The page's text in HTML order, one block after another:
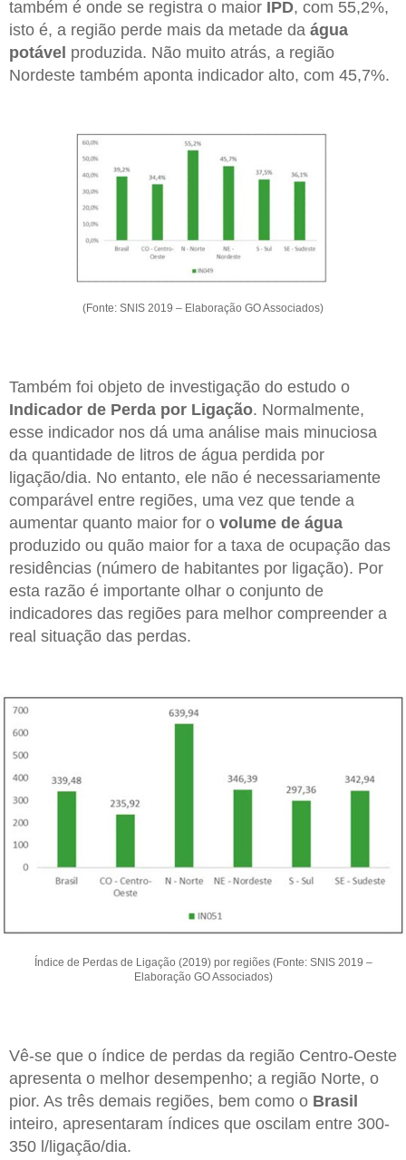
também é onde se registra o maior IPD, com 55,2%,
isto é, a região perde mais da metade da água
potável produzida. Não muito atrás, a região
Nordeste também aponta indicador alto, com 45,7%.
(Fonte: SNIS 2019 – Elaboração GO Associados)
Também foi objeto de investigação do estudo o
Indicador de Perda por Ligação. Normalmente,
esse indicador nos dá uma análise mais minuciosa
da quantidade de litros de água perdida por
ligação/dia. No entanto, ele não é necessariamente
comparável entre regiões, uma vez que tende a
aumentar quanto maior for o volume de água
produzido ou quão maior for a taxa de ocupação das
residências (número de habitantes por ligação). Por
esta razão é importante olhar o conjunto de
indicadores das regiões para melhor compreender a
real situação das perdas.
Índice de Perdas de Ligação (2019) por regiões (Fonte: SNIS 2019 –
Elaboração GO Associados)
Vê-se que o índice de perdas da região Centro-Oeste
apresenta o melhor desempenho; a região Norte, o
pior. As três demais regiões, bem como o Brasil
inteiro, apresentaram índices que oscilam entre 300-
350 l/ligação/dia.